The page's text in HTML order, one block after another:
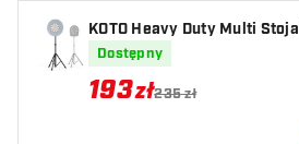
KOTO Heavy Duty Multi
czy Dart
Dostępny
193zł235 zł